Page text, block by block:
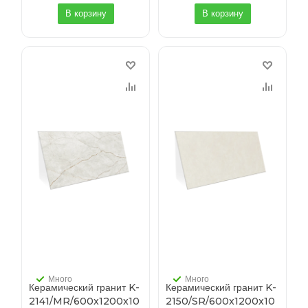
В корзину В корзину
Керамический гранит K-
2141/MR/600x1200x10
Много
Керамический гранит K-
2150/SR/600x1200x10
Много